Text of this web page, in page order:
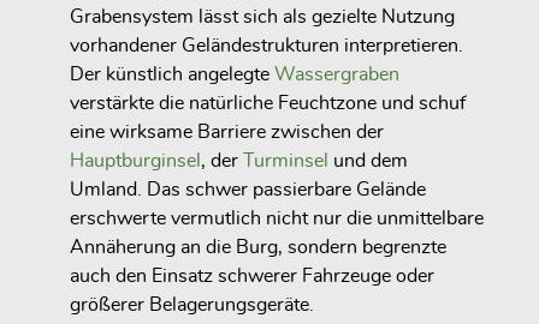
Grabensystem lässt sich als gezielte Nutzung
vorhandener Geländestrukturen interpretieren.
Der künstlich angelegte Wassergraben
verstärkte die natürliche Feuchtzone und schuf
eine wirksame Barriere zwischen der
Hauptburginsel , der Turminsel und dem
Umland. Das schwer passierbare Gelände
erschwerte vermutlich nicht nur die unmittelbare
Annäherung an die Burg, sondern begrenzte
auch den Einsatz schwerer Fahrzeuge oder
größerer Belagerungsgeräte.